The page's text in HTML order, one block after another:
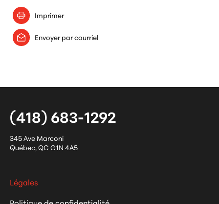
Imprimer
Envoyer par courriel
(418) 683-1292
345 Ave Marconi
Québec,QC G1N 4A5
Légales